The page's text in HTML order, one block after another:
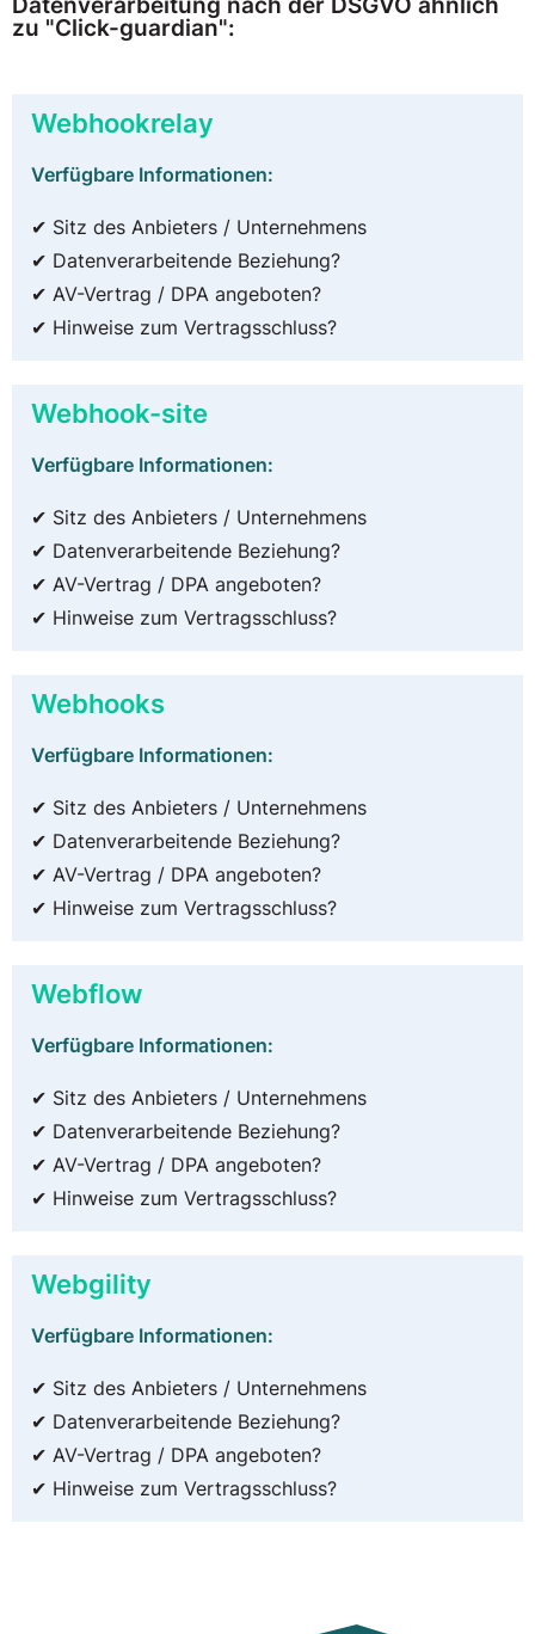
zu "Click-guardian":
Webhookrelay
Verfügbare Informationen:
✔ Sitz des Anbieters / Unternehmens
✔ Datenverarbeitende Beziehung?
✔ AV-Vertrag / DPA angeboten?
✔ Hinweise zum Vertragsschluss?
Webhook-site
Verfügbare Informationen:
✔ Sitz des Anbieters / Unternehmens
✔ Datenverarbeitende Beziehung?
✔ AV-Vertrag / DPA angeboten?
✔ Hinweise zum Vertragsschluss?
Webhooks
Verfügbare Informationen:
✔ Sitz des Anbieters / Unternehmens
✔ Datenverarbeitende Beziehung?
✔ AV-Vertrag / DPA angeboten?
✔ Hinweise zum Vertragsschluss?
Webflow
Verfügbare Informationen:
✔ Sitz des Anbieters / Unternehmens
✔ Datenverarbeitende Beziehung?
✔ AV-Vertrag / DPA angeboten?
✔ Hinweise zum Vertragsschluss?
Webgility
Verfügbare Informationen:
✔ Sitz des Anbieters / Unternehmens
✔ Datenverarbeitende Beziehung?
✔ AV-Vertrag / DPA angeboten?
✔ Hinweise zum Vertragsschluss?